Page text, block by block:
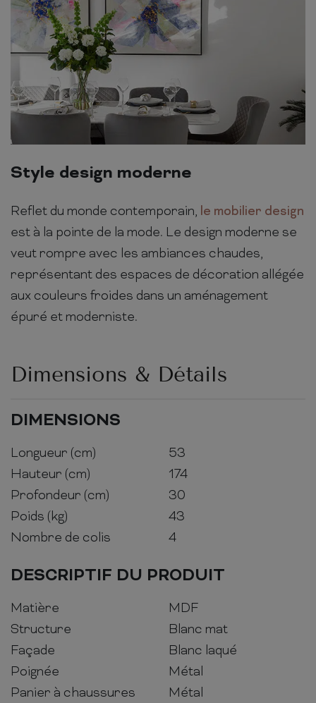
Style design moderne
Reflet du monde contemporain, le mobilier design
est à la pointe de la mode. Le design moderne se
veut rompre avec les ambiances chaudes,
représentant des espaces de décoration allégée
aux couleurs froides dans un aménagement
épuré et moderniste.
Dimensions & Détails
DIMENSIONS
Longueur (cm)
53
Hauteur (cm)
174
Profondeur (cm)
30
Poids (kg)
43
Nombre de colis
4
DESCRIPTIF DU PRODUIT
Matière
MDF
Structure
Blanc mat
Façade
Blanc laqué
Poignée
Métal
Panier à chaussures
Métal